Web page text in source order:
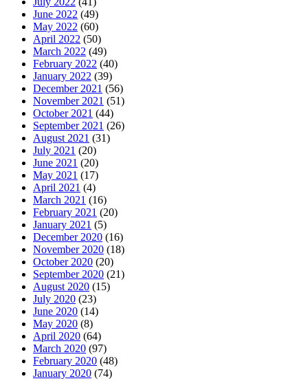
June 2022 (49)
May 2022 (60)
April 2022 (50)
March 2022 (49)
February 2022 (40)
January 2022 (39)
December 2021 (56)
November 2021 (51)
October 2021 (44)
September 2021 (26)
August 2021 (31)
July 2021 (20)
June 2021 (20)
May 2021 (17)
April 2021 (4)
March 2021 (16)
February 2021 (20)
January 2021 (5)
December 2020 (16)
November 2020 (18)
October 2020 (20)
September 2020 (21)
August 2020 (15)
July 2020 (23)
June 2020 (14)
May 2020 (8)
April 2020 (64)
March 2020 (97)
February 2020 (48)
January 2020 (74)